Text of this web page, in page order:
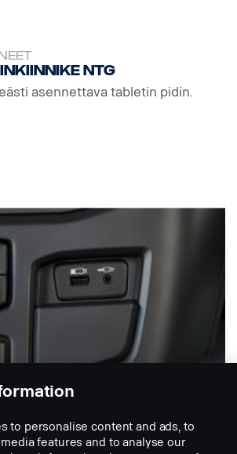
NTG
asennettava tabletin pidin.
to personalise content and ads, to
features and to analyse our